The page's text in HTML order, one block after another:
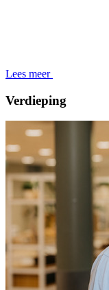
Lees meer
Verdieping